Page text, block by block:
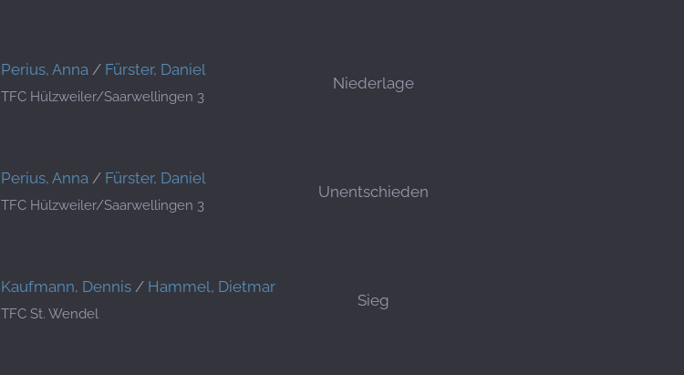
Perius, Anna / Fürster, Daniel
TFC Hülzweiler/Saarwellingen 3
Niederlage
Perius, Anna / Fürster, Daniel
TFC Hülzweiler/Saarwellingen 3
Unentschieden
Kaufmann, Dennis / Hammel, Dietmar
TFC St. Wendel
Sieg